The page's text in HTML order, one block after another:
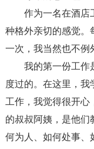
作为一名在酒店
种格外亲切的感觉。
一次，我当然也不例
我的第一份工作
度过的。在这里，我
工作，我觉得很开心
的叔叔阿姨，是他们
何为人、如何处事